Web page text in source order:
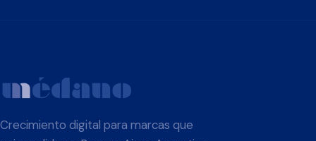
Crecimiento digital para marcas que